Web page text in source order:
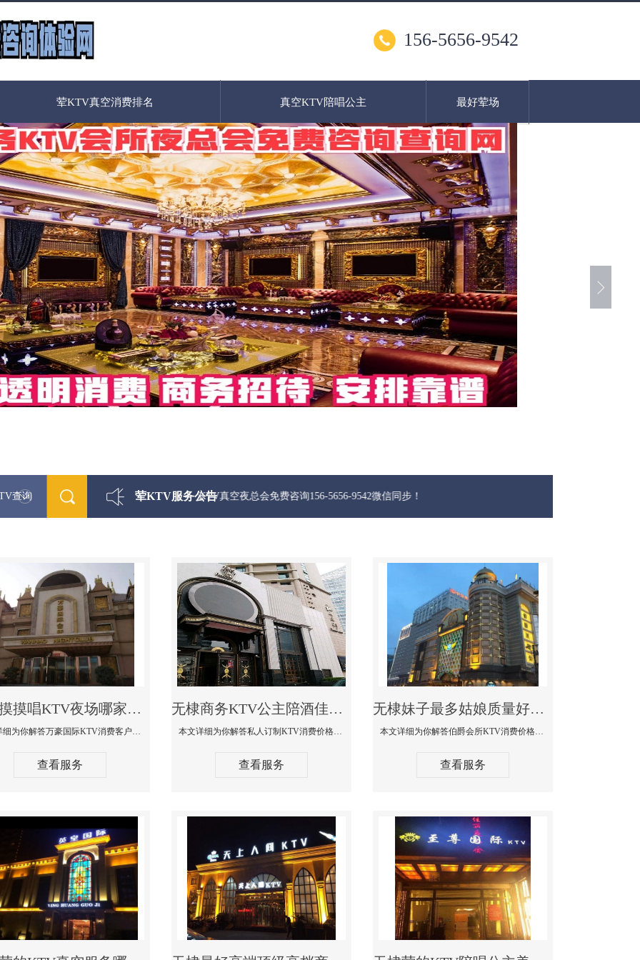
156-5656-9542
荤KTV真空消费排名 真空KTV陪唱公主 最好荤场
查询 荤KTV服务公告
最新荤KTV真空夜总会免费咨询156-5656-9542微信同步！
无棣摸摸唱KTV夜场哪家好玩开放-万豪国际KTV消费客户点评
本文详细为你解答万豪国际KTV消费客户点评，更多关于摸摸唱KTV夜场哪家好玩开放咨询156-5656-9542微信同步！
查看服务
无棣商务KTV公主陪酒佳丽漂亮哪家多-私人订制KTV消费价格口碑点评
本文详细为你解答私人订制KTV消费价格口碑点评，更多关于商务KTV公主陪酒佳丽漂亮哪家多免费咨询156-5656-9542微信同步！
查看服务
无棣妹子最多姑娘质量好的真空夜总会KTV-伯爵会所KTV消费点评
本文详细为你解答伯爵会所KTV消费价格点评，更多关于妹子最多姑娘质量好的真空夜总会KTV免费咨询156-5656-9542微信同步！
查看服务